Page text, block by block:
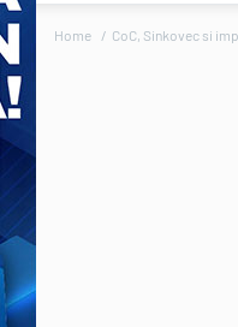
Home CoC, Sinkovec si